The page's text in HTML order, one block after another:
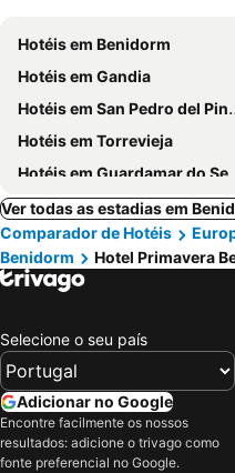
Hotéis em Benidorm
Hotéis em Gandia
Hotéis em San Pedro del Pinatar
Hotéis em Torrevieja
Hotéis em Guardamar do Segura
Ver todas as estadias em
Comparador de Hotéis
Benidorm
Hotel Primavera
Selecione o seu país
Adicionar no Google
Encontre facilmente os nossos
resultados: adicione o trivago como
fonte preferencial no Google.